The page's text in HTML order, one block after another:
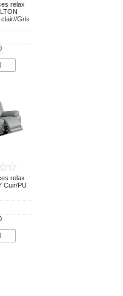
relax
Gris
relax
Cuir/PU